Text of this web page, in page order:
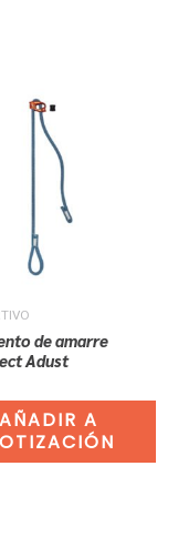
de amarre
Adust
AÑADIR A